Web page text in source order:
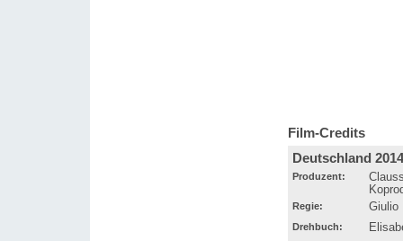
Film-Credits
Deutschland 2014
Produzent:
Regie: Giulio
Drehbuch: